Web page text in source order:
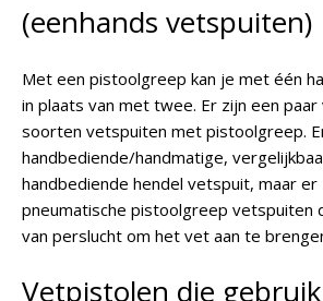
(eenhands vetspuiten)
Met een pistoolgreep kan je met één
in plaats van met twee. Er zijn een paar
soorten vetspuiten met pistoolgreep.
handbediende/handmatige,
handbediende hendel vetspuit, maar er
pneumatische pistoolgreep vetspuiten
van perslucht om het vet aan te
Vetpistolen die